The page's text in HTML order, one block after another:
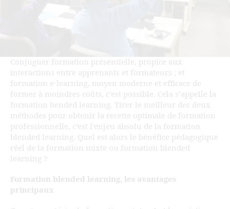
Conjuguer formation présentielle, propice aux
interactions entre apprenants et formateurs ; et
formation e-learning, moyen moderne et efficace de
former à moindres coûts, c’est possible. Cela s’appelle la
formation bended learning. Tirer le meilleur des deux
méthodes pour obtenir la recette optimale de formation
professionnelle, c’est l’enjeu absolu de la formation
blended learning. Quel est alors le bénéfice pédagogique
réel de la formation mixte ou formation blended
learning ?
Formation blended learning, les avantages
principaux